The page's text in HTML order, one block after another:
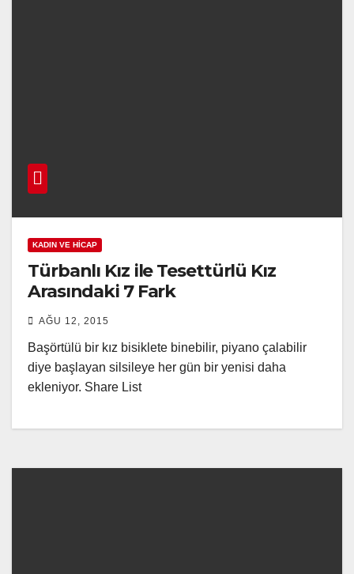
KADIN VE HICAP
Türbanlı Kız ile Tesettürlü Kız
Arasındaki 7 Fark
AĞU 12, 2015
Başörtülü bir kız bisiklete binebilir, piyano çalabilir
diye başlayan silsileye her gün bir yenisi daha
ekleniyor. Share List